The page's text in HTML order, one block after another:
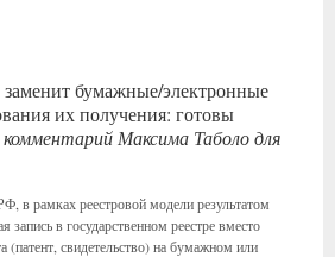
заменит бумажные/электронные
их получения: готовы
комментарий Максима Таболо для
в рамках реестровой модели результатом
запись в государственном реестре вместо
(патент, свидетельство) на бумажном или